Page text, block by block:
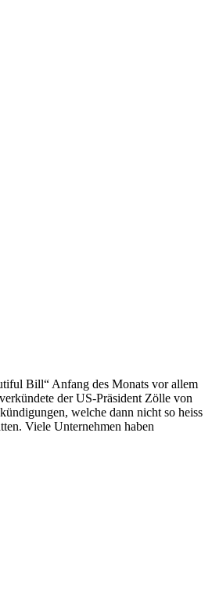
Bill“ Anfang des Monats vor allem
der US-Präsident Zölle von
welche dann nicht so heiss
Viele Unternehmen haben